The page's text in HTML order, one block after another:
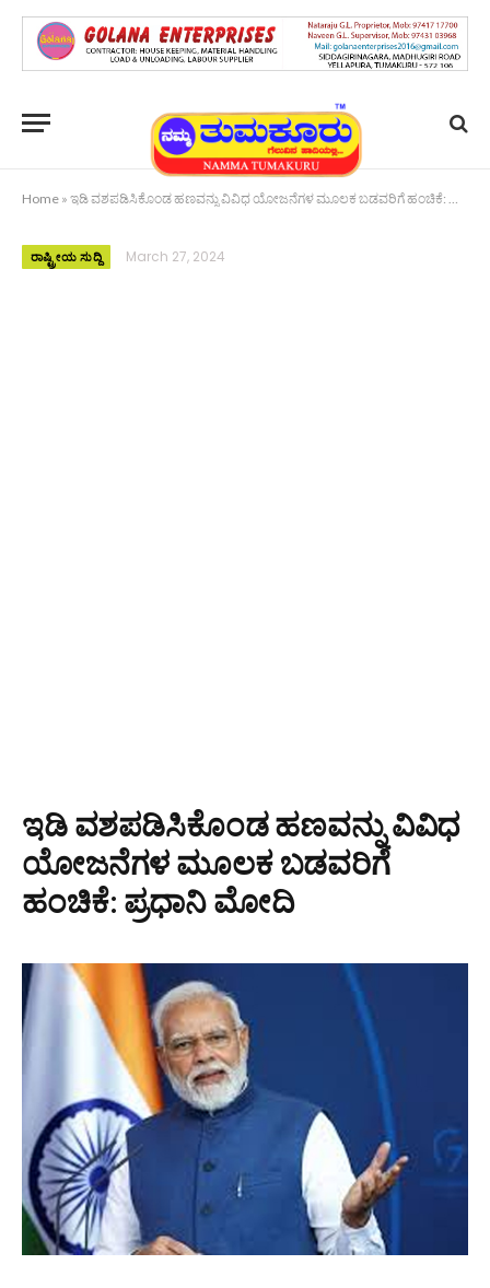
Home » ಇಡಿ ವಶಪಡಿಸಿಕೊಂಡ ಹಣವನ್ನು ವಿವಿಧ ಯೋಜನೆಗಳ ಮೂಲಕ ಬಡವರಿಗೆ ಹಂಚಿಕೆ: ಪ್ರಧಾನಿ ಮೋದಿ
ರಾಷ್ಟ್ರೀಯ ಸುದ್ದಿ March 27, 2024
ಇಡಿ ವಶಪಡಿಸಿಕೊಂಡ ಹಣವನ್ನು ವಿವಿಧ
ಯೋಜನೆಗಳ ಮೂಲಕ ಬಡವರಿಗೆ
ಹಂಚಿಕೆ: ಪ್ರಧಾನಿ ಮೋದಿ